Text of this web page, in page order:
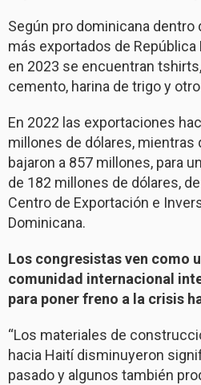
Según pro dominicana
más exportados de
en 2023 se encuentran
cemento, harina de trigo y
En 2022 las exportaciones
millones de dólares, mientras
bajaron a 857 millones, para
de 182 millones de dólares,
Centro de Exportación e
Dominicana.
Los congresistas ven como
comunidad internacional
para poner freno a la crisis
“Los materiales de
hacia Haití disminuyeron
pasado y algunos también